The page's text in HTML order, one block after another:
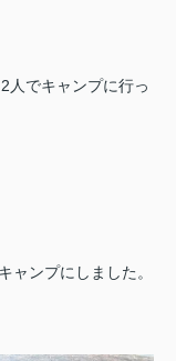
人でキャンプに行っ
ャンプにしました。